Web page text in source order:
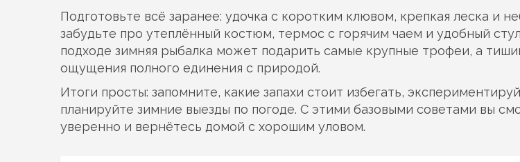
Подготовьте всё заранее: удочка с коротким клювом, крепкая леска и
забудьте про утеплённый костюм, термос с горячим чаем и удобный
подходе зимняя рыбалка может подарить самые крупные трофеи, а
ощущения полного единения с природой.
Итоги просты: запомните, какие запахи стоит избегать,
планируйте зимние выезды по погоде. С этими базовыми советами вы
уверенно и вернётесь домой с хорошим уловом.